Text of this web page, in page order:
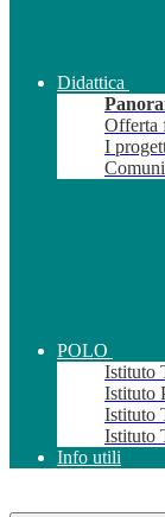
Didattica
Offerta
I
POLO
Istituto
Istituto
Istituto
Istituto
Info utili